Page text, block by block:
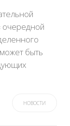
очередной
быть
НОВОСТИ